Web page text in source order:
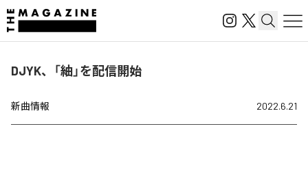
DJYK、「紬」を配信開始
新曲情報 2022.6.21